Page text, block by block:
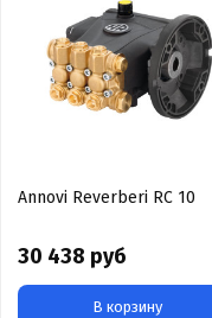
Annovi Reverberi RC 10
30 438 руб
В корзину